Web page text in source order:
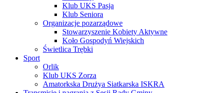
Klub UKS Pasja
Klub Seniora
Organizacje pozarządowe
Stowarzyszenie Kobiety Aktywne
Koło Gospodyń Wiejskich
Świetlica Trębki
Sport
Orlik
Klub UKS Zorza
Amatorkska Drużya Siatkarska ISKRA